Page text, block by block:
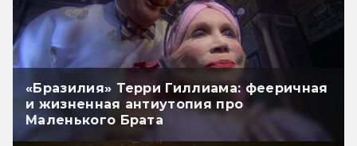
«Бразилия» Терри Гиллиама: фееричная
и жизненная антиутопия про
Маленького Брата